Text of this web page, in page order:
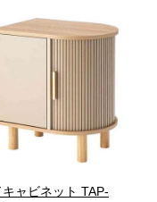
ャビネット TAP-